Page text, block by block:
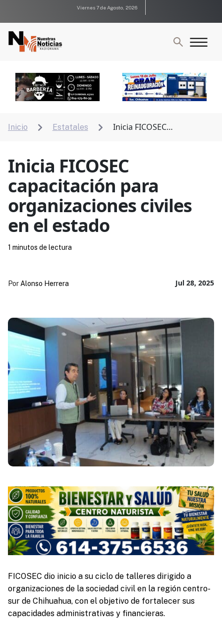
Viernes 7 de Agosto, 2026
Inicio  Estatales 
Inicia FICOSEC
Inicia FICOSEC
capacitación para
organizaciones civiles
en el estado
Jul 28, 2025
Por Alonso Herrera
1 minutos de lectura
FICOSEC dio inicio a su ciclo de talleres dirigido a
organizaciones de la sociedad civil en la región centro-
sur de Chihuahua, con el objetivo de fortalecer sus
capacidades administrativas y financieras.